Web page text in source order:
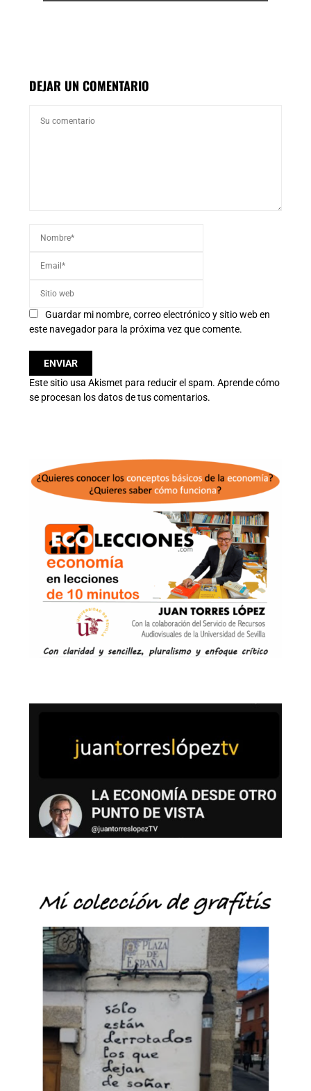
DEJAR UN COMENTARIO
Guardar mi nombre, correo electrónico y sitio web en
este navegador para la próxima vez que comente.
Este sitio usa Akismet para reducir el spam. Aprende cómo
se procesan los datos de tus comentarios.